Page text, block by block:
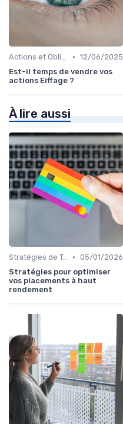
Actions et Obligations • 12/06/2025
Est-il temps de vendre vos
actions Eiffage ?
À lire aussi
Stratégies de Trading • 05/01/2026
Stratégies pour optimiser
vos placements à haut
rendement